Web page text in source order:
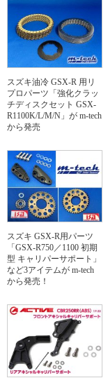
スズキ油冷 GSX-R 用リ
プロパーツ「強化クラッ
チディスクセット GSX-
R1100K/L/M/N」が m-tech
から発売
スズキ GSX-R用パーツ
「GSX-R750／1100 初期
型 キャリパーサポート」
など3アイテムが m-tech
から発売！